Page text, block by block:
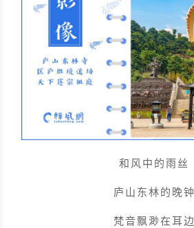
和风中的雨丝
庐山东林的晚钟
梵音飘渺在耳边